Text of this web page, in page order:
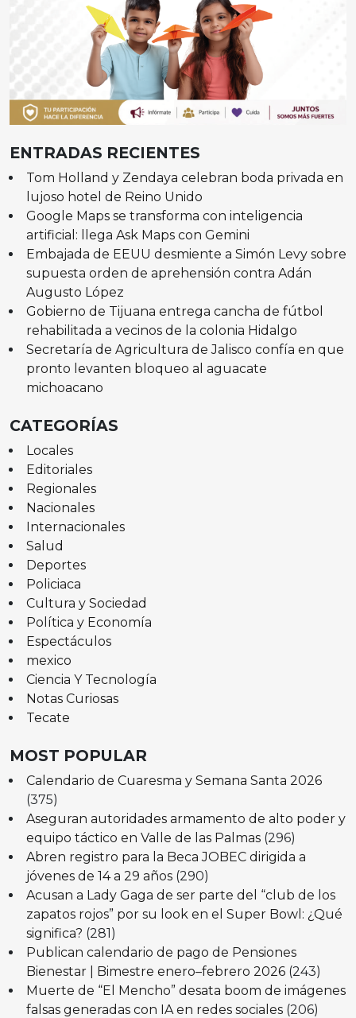
ENTRADAS RECIENTES
Tom Holland y Zendaya celebran boda privada en
lujoso hotel de Reino Unido
Google Maps se transforma con inteligencia
artificial: llega Ask Maps con Gemini
Embajada de EEUU desmiente a Simón Levy sobre
supuesta orden de aprehensión contra Adán
Augusto López
Gobierno de Tijuana entrega cancha de fútbol
rehabilitada a vecinos de la colonia Hidalgo
Secretaría de Agricultura de Jalisco confía en que
pronto levanten bloqueo al aguacate
michoacano
CATEGORÍAS
Locales
Editoriales
Regionales
Nacionales
Internacionales
Salud
Deportes
Policiaca
Cultura y Sociedad
Política y Economía
Espectáculos
mexico
Ciencia Y Tecnología
Notas Curiosas
Tecate
MOST POPULAR
Calendario de Cuaresma y Semana Santa 2026
(375)
Aseguran autoridades armamento de alto poder y
equipo táctico en Valle de las Palmas (296)
Abren registro para la Beca JOBEC dirigida a
jóvenes de 14 a 29 años (290)
Acusan a Lady Gaga de ser parte del “club de los
zapatos rojos” por su look en el Super Bowl: ¿Qué
significa? (281)
Publican calendario de pago de Pensiones
Bienestar | Bimestre enero–febrero 2026 (243)
Muerte de “El Mencho” desata boom de imágenes
falsas generadas con IA en redes sociales (206)